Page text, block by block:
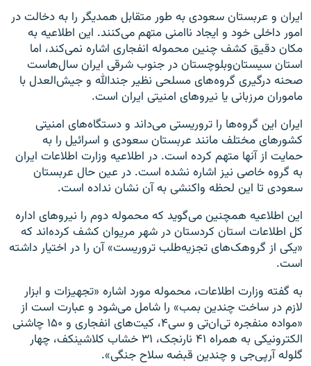
ایران و عربستان سعودی به طور متقابل همدیگر را به دخالت در
امور داخلی خود و ایجاد ناامنی متهم می‌کنند. این اطلاعیه به
مکان دقیق کشف چنین محموله انفجاری اشاره نمی‌کند، اما
استان سیستان‌وبلوچستان در جنوب شرقی ایران سال‌هاست
صحنه درگیری گروه‌های مسلحی نظیر جندالله و جیش‌العدل با
ماموران مرزبانی یا نیروهای امنیتی ایران است.
ایران این گروه‌ها را تروریستی می‌داند و دستگاه‌های امنیتی
کشورهای مختلف مانند عربستان سعودی و اسرائیل را به
حمایت از آنها متهم کرده است. در اطلاعیه وزارت اطلاعات ایران
به گروه خاصی نیز اشاره نشده است. در عین حال عربستان
سعودی تا این لحظه واکنشی به آن نشان نداده است.
این اطلاعیه همچنین می‌گوید که محموله دوم را نیروهای اداره
کل اطلاعات استان کردستان در شهر مریوان کشف کرده‌اند که
«یکی از گروهک‌های تجزیه‌طلب تروریست» آن را در اختیار داشته
است.
به گفته وزارت اطلاعات، محموله مورد اشاره «تجهیزات و ابزار
لازم در ساخت چندین بمب» را شامل می‌شود و عبارت است از
«مواده منفجره تی‌ان‌تی و سی۴، کیت‌های انفجاری و ۱۵۰ چاشنی
الکترونیکی به همراه ۴۱ نارنجک، ۳۱ خشاب کلاشینکف، چهار
گلوله آرپی‌جی و چندین قبضه سلاح جنگی».